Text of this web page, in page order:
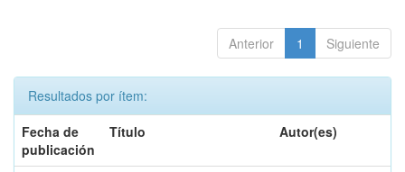
Anterior 1 Siguiente
Resultados por ítem:
Fecha de
publicación
Título Autor(es)